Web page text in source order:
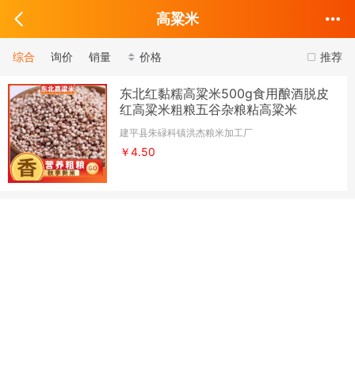
高粱米
推荐
综合 询价 销量 价格
东北红黏糯高粱米500g食用酿酒脱皮
红高粱米粗粮五谷杂粮粘高粱米
建平县朱碌科镇洪杰粮米加工厂
￥4.50